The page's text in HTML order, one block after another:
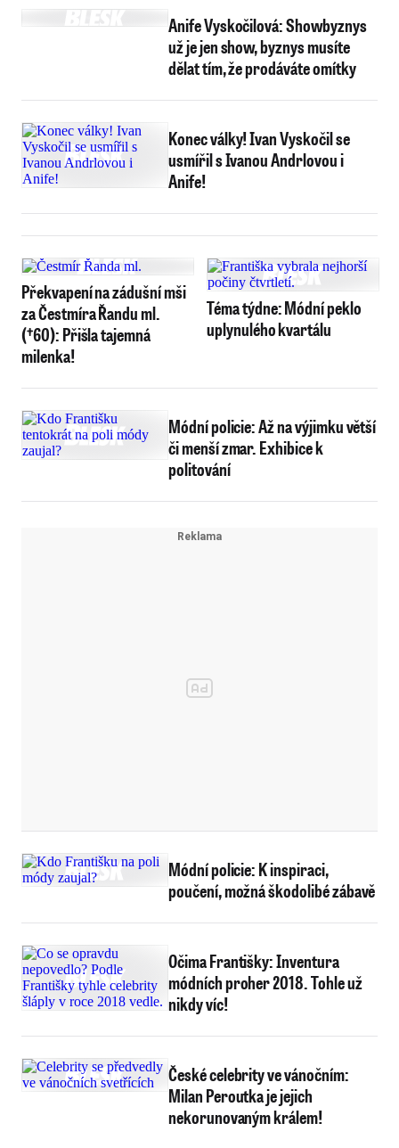
Anife Vyskočilová: Showbyznys
už je jen show, byznys musíte
dělat tím, že prodáváte omítky
Konec války! Ivan Vyskočil se
usmířil s Ivanou Andrlovou i
Anife!
Překvapení na zádušní mši
za Čestmíra Řandu ml.
(†60): Přišla tajemná
milenka!
Téma týdne: Módní peklo
uplynulého kvartálu
Módní policie: Až na výjimku větší
či menší zmar. Exhibice k
politování
Módní policie: K inspiraci,
poučení, možná škodolibé zábavě
Očima Františky: Inventura
módních proher 2018. Tohle už
nikdy víc!
České celebrity ve vánočním:
Milan Peroutka je jejich
nekorunovaným králem!